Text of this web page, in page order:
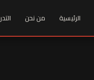
الرئيسية من نحن